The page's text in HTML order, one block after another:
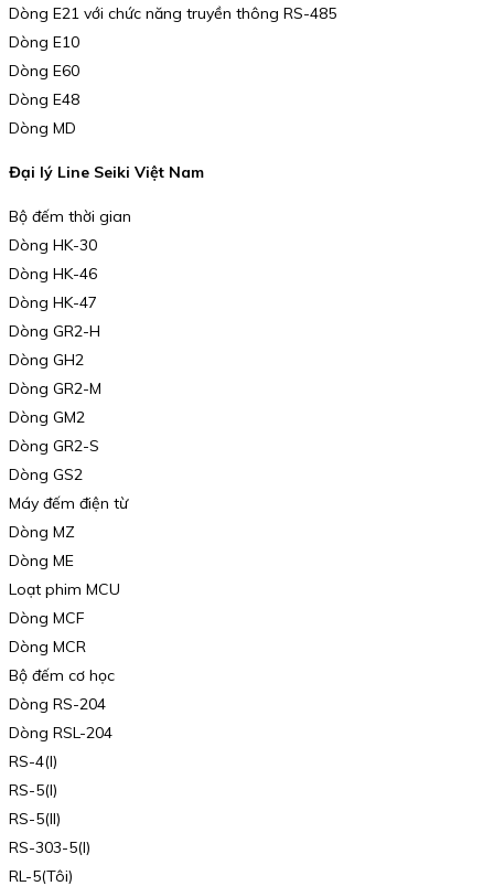
Dòng E21 với chức năng truyền thông RS-485
Dòng E10
Dòng E60
Dòng E48
Dòng MD
Đại lý Line Seiki Việt Nam
Bộ đếm thời gian
Dòng HK-30
Dòng HK-46
Dòng HK-47
Dòng GR2-H
Dòng GH2
Dòng GR2-M
Dòng GM2
Dòng GR2-S
Dòng GS2
Máy đếm điện từ
Dòng MZ
Dòng ME
Loạt phim MCU
Dòng MCF
Dòng MCR
Bộ đếm cơ học
Dòng RS-204
Dòng RSL-204
RS-4(I)
RS-5(I)
RS-5(II)
RS-303-5(I)
RL-5(Tôi)